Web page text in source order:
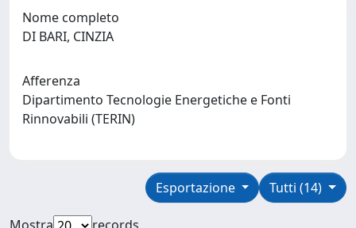
Nome completo
DI BARI, CINZIA
Afferenza
Dipartimento Tecnologie Energetiche e Fonti
Rinnovabili (TERIN)
Tutti (14)
Esportazione